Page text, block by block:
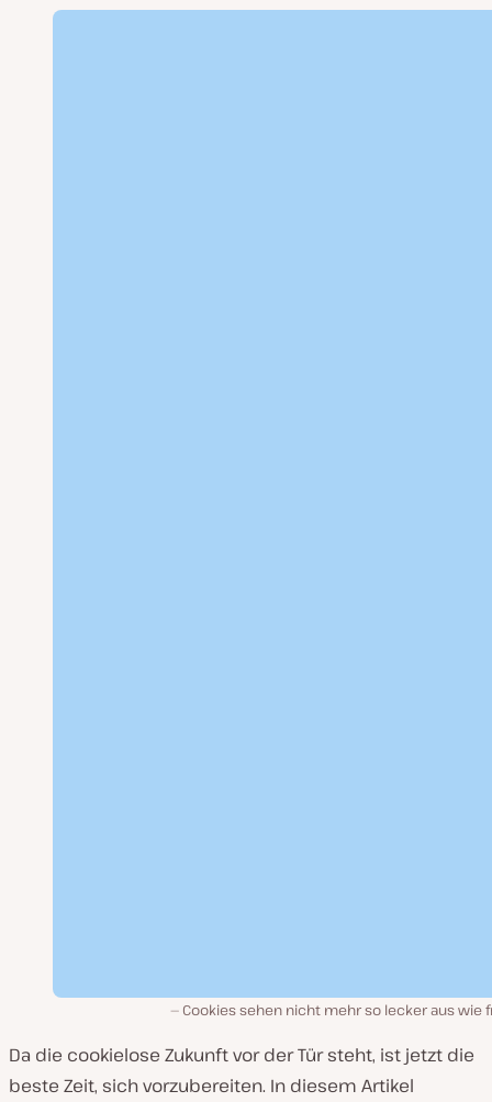
Cookies sehen nicht mehr so lecker aus wie
Da die cookielose Zukunft vor der Tür steht, ist jetzt die
beste Zeit, sich vorzubereiten. In diesem Artikel